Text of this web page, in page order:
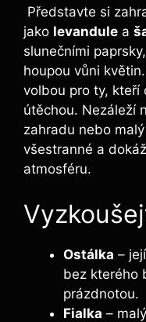
Představte si
jako levandule a
slunečními
houpou vůni
‍volbou pro ty, kteří
útěchou. Nezáleží
zahradu nebo
‍všestranné a
atmosféru.
Ostálka –
bez kterého
prázdnotou.
Fialka –